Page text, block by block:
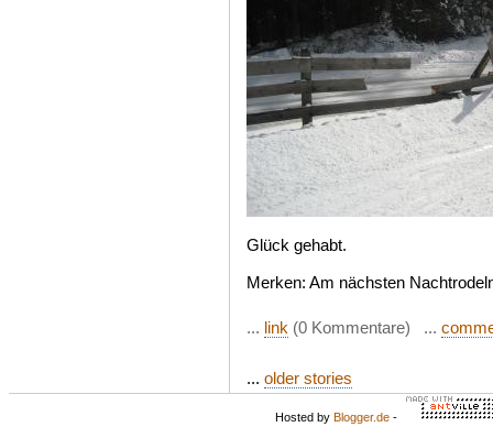
Glück gehabt.
Merken: Am nächsten
... link (0 Kommentare) ...
... older stories
Hosted by Blogger.de -